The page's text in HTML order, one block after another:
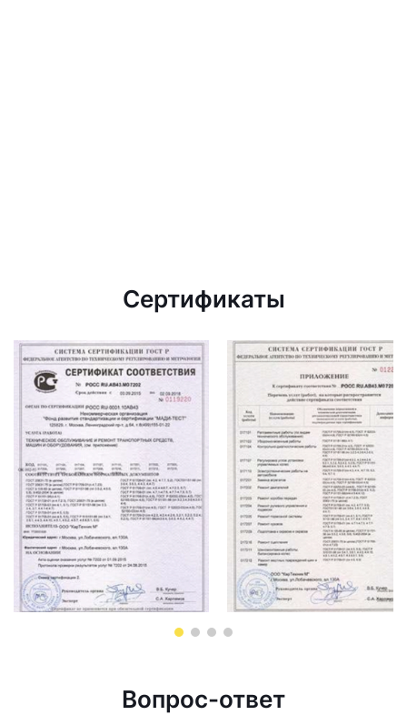
Сертификаты
Вопрос-ответ